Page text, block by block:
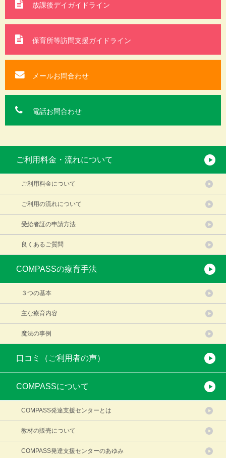
ご利用料金・流れについて
ご利用料金について
ご利用の流れについて
受給者証の申請方法
良くあるご質問
COMPASSの療育手法
３つの基本
主な療育内容
魔法の事例
口コミ（ご利用者の声）
COMPASSについて
COMPASS発達支援センターとは
教材の販売について
COMPASS発達支援センターのあゆみ
放課後デイガイドライン
保育所等訪問支援ガイドライン
メールお問合わせ
電話お問合わせ